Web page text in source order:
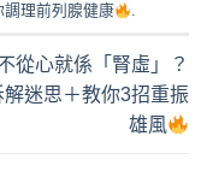
理前列腺健康
.
從心就係「腎虛」？
解迷思＋教你3招重振
雄風